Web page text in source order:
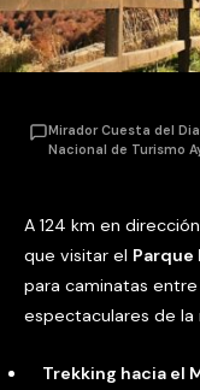
Mirador Cuesta del
Nacional de Turismo
A 124 km en
que visitar el Parque
para caminatas
espectaculares de la
Trekking hacia el